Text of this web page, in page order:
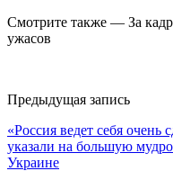
Смотрите также — За
ужасов
Предыдущая запись
«Россия ведет себя
указали на большую
Украине